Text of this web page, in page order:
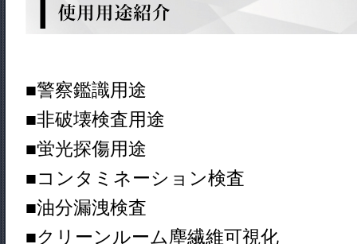
■警察鑑識用途
■非破壊検査用途
■蛍光探傷用途
■コンタミネーション検査
■油分漏洩検査
■クリーンルーム塵繊維可視化